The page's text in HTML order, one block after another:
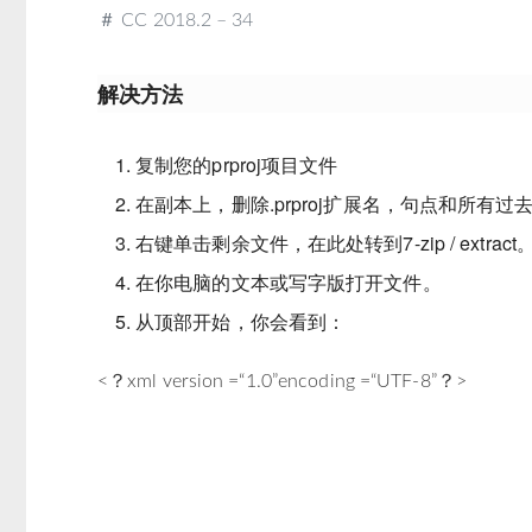
＃ CC 2018.2 – 34
解决方法
复制您的prproj项目文件
在副本上，删除.prproj扩展名，句点和所有过去
右键单击剩余文件，在此处转到7-zip / extract。
在你电脑的文本或写字版打开文件。
从顶部开始，你会看到：
<？xml version =“1.0”encoding =“UTF-8”？>